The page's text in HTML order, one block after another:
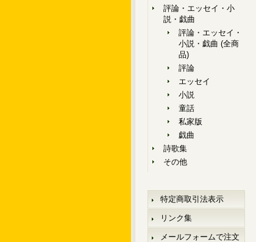
評論・エッセイ・小
説・戯曲
評論・エッセイ・
小説・戯曲 (全商
品)
評論
エッセイ
小説
童話
私家版
戯曲
詩歌集
その他
特定商取引法表示
リンク集
メールフォームで注文